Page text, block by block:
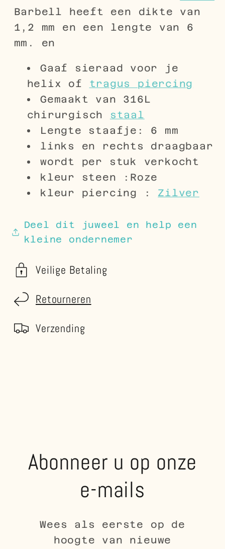
Barbell heeft een dikte van
1,2 mm en een lengte van 6
mm. en
Gaaf sieraad voor je
helix of tragus piercing
Gemaakt van 316L
chirurgisch staal
Lengte staafje: 6 mm
links en rechts draagbaar
wordt per stuk verkocht
kleur steen :Roze
kleur piercing : Zilver
Deel dit juweel en help een
kleine ondernemer
Veilige Betaling
Retourneren
Verzending
Abonneer u op onze
e-mails
Wees als eerste op de
hoogte van nieuwe